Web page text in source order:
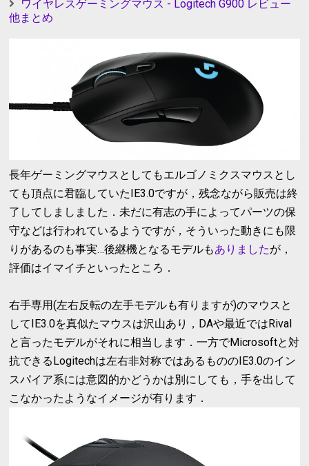
ワイヤレスゲーミングマウス - Logitech G900 レビュー
他まとめ
長年ゲーミングマウスとしてもエルゴノミクスマウスとし
ても頂点に君臨していたIE3.0ですが，残念ながら販売は終
了してしましました．未だに有志の手によってパーツの保
守などは行われているようですが，そういった動きにも限
りがあるのも事実…後継機となるモデルもありましたが，
評価はイマイチといったところ．
右手専用(左右反転の左手モデルも有りますが)のマウスと
してIE3.0を真似たマウスは沢山あり，DAや最近ではRival
と言ったモデルがそれに相当します．一方でMicrosoftと対
抗できるLogitechは左右非対称ではあるもののIE3.0のイン
スパイア系には意図的かどうかは別にしても，手を出して
こなかったようなイメージが有ります．